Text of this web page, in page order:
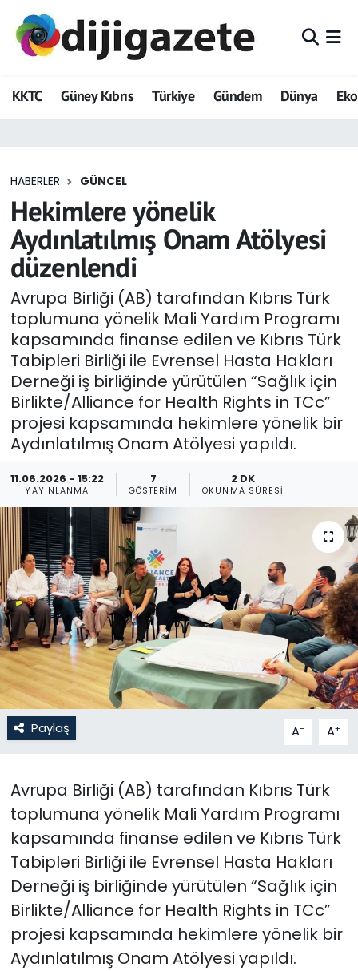
KKTC Güney Kıbrıs Türkiye Gündem Dünya
HABERLER GÜNCEL
Hekimlere yönelik
Aydınlatılmış Onam Atölyesi
düzenlendi
Avrupa Birliği (AB) tarafından Kıbrıs Türk
toplumuna yönelik Mali Yardım Programı
kapsamında finanse edilen ve Kıbrıs Türk
Tabipleri Birliği ile Evrensel Hasta Hakları
Derneği iş birliğinde yürütülen “Sağlık için
Birlikte/Alliance for Health Rights in TCc”
projesi kapsamında hekimlere yönelik bir
Aydınlatılmış Onam Atölyesi yapıldı.
11.06.2026 - 15:22
YAYINLANMA
7
GÖSTERIM
2 DK
OKUNMA SÜRESI
Paylaş A- A+
Avrupa Birliği (AB) tarafından Kıbrıs Türk
toplumuna yönelik Mali Yardım Programı
kapsamında finanse edilen ve Kıbrıs Türk
Tabipleri Birliği ile Evrensel Hasta Hakları
Derneği iş birliğinde yürütülen “Sağlık için
Birlikte/Alliance for Health Rights in TCc”
projesi kapsamında hekimlere yönelik bir
Aydınlatılmış Onam Atölyesi yapıldı.
ADVERTORIAL
Dijigazete
Eğitim
Ekonomi
Foto Galeri
GEZİ
Güncel
Gündem
KKTC
KKTC YEREL SEÇİM 2018
Kültür Sanat
Magazin
Moda
Nöbetçi Eczaneler
Otomobil Dünyası
Politika
Spor
Teknoloji
TÜRKiYE
Video Galeri
YAŞAM
Hava Durumu
Trafik Durumu
Tüm Manşetler
Son Dakika Haberleri
Haber Arşivi